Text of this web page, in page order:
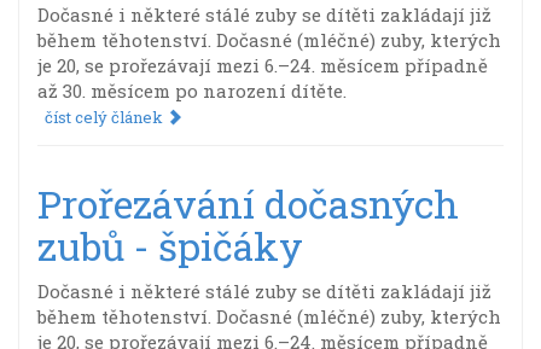
Dočasné i některé stálé zuby se dítěti zakládají již
během těhotenství. Dočasné (mléčné) zuby, kterých
je 20, se prořezávají mezi 6.–24. měsícem případně
až 30. měsícem po narození dítěte.
číst celý článek
Prořezávání dočasných
zubů - špičáky
Dočasné i některé stálé zuby se dítěti zakládají již
během těhotenství. Dočasné (mléčné) zuby, kterých
je 20, se prořezávají mezi 6.–24. měsícem případně